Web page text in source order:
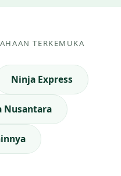
TERKEMUKA
Ninja Express
Nusantara